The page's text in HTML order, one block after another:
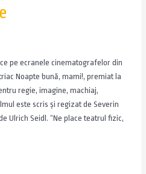
pe ecranele cinematografelor din
Noapte bună, mami!, premiat la
regie, imagine, machiaj,
este scris și regizat de Severin
Ulrich Seidl. “Ne place teatrul fizic,